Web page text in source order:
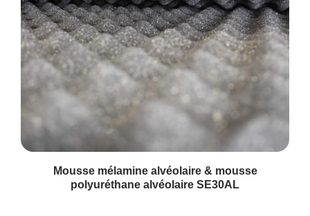
Mousse mélamine alvéolaire & mousse
polyuréthane alvéolaire SE30AL